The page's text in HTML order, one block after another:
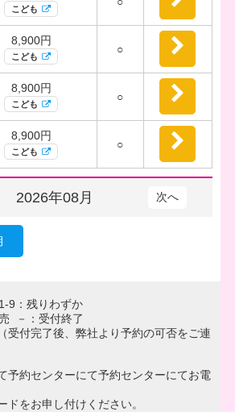
こども
8,900円
こども
○
8,900円
こども
○
8,900円
こども
○
2026年08月 次へ
9：残りわずか
－：受付終了
受付完了後、弊社より予約の可否をご連
予約センターにて予約センターにてお電
ドをお申し付けください。